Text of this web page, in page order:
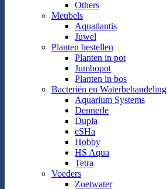
Others
Meubels
Aquatlantis
Juwel
Planten bestellen
Planten in pot
Jumbopot
Planten in bos
Bacteriën en Waterbehandeling
Aquarium Systems
Dennerle
Dupla
eSHa
Hobby
HS Aqua
Tetra
Voeders
Zoetwater